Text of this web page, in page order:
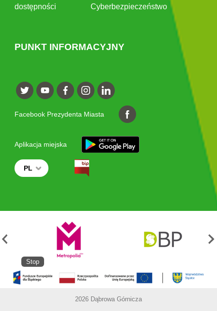
dostępności
Cyberbezpieczeństwo
PUNKT INFORMACYJNY
Facebook Prezydenta Miasta
Aplikacja miejska
PL
Stop
2026 Dąbrowa Górnicza